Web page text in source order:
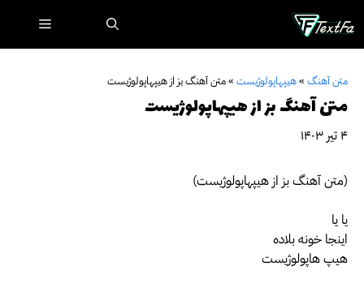
محتوا
فهرست
متن آهنگ »هیپهاپولوژیست »متن آهنگ بز از هیپهاپولوژیست
متن آهنگ بز از هیپهاپولوژیست
۴ تیر ۱۴۰۳
(متن آهنگ بز از هیپهاپولوژیست)
یا یا
اینجا خونه بلاده
هیپ هاپولوژیست